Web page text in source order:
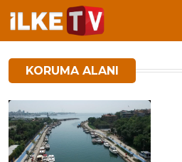
KORUMA ALANI